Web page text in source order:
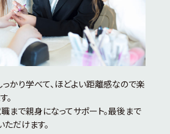
かり学べて、ほどよい距離感なので楽
。
まで親身になってサポート。最後まで
だけます。